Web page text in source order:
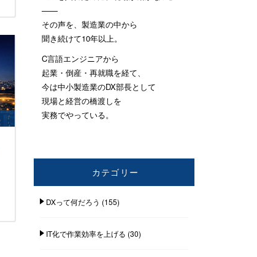
——
その声を、製造業の中から
聞き続けて10年以上。
C言語エンジニアから
起業・倒産・再就職を経て、
今は中小製造業のDX部長として
現場と経営の橋渡しを
実務でやっている。
カテゴリー
DXって何だろう (155)
IT化で作業効率を上げる (30)